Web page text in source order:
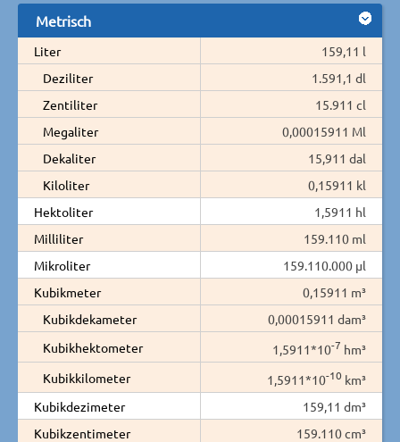
Metrisch
Liter
159,11 l
Deziliter
1.591,1 dl
Zentiliter
15.911 cl
Megaliter
0,00015911 Ml
Dekaliter
15,911 dal
Kiloliter
0,15911 kl
Hektoliter
1,5911 hl
Milliliter
159.110 ml
Mikroliter
159.110.000 µl
Kubikmeter
0,15911 m³
Kubikdekameter
0,00015911 dam³
Kubikhektometer
1,5911*10-7 hm³
Kubikkilometer
1,5911*10-10 km³
Kubikdezimeter
159,11 dm³
Kubikzentimeter
159.110 cm³